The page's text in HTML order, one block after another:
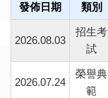
發佈日期 類別
2026.08.03
招生考
試
2026.07.24
榮譽典
範